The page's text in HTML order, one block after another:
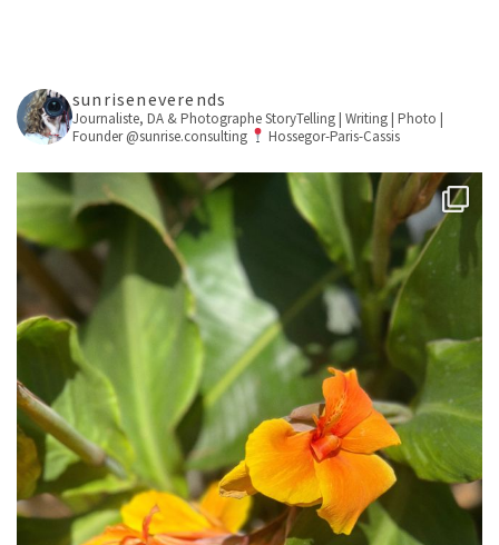
sunriseneverends
Journaliste, DA & PhotographeStoryTelling | Writing | Photo |
Founder @sunrise.consulting
Hossegor-Paris-Cassis